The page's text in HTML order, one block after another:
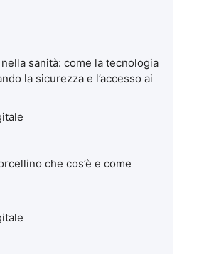
sanità: come la tecnologia
la sicurezza e l’accesso ai
che cos’è e come